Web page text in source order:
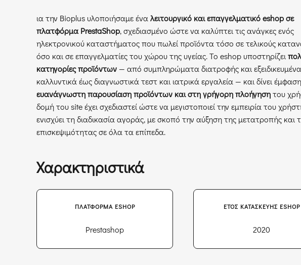
ια την Bioplus υλοποιήσαμε ένα λειτουργικό και επαγγελματικό eshop σε
πλατφόρμα PrestaShop, σχεδιασμένο ώστε να καλύπτει τις ανάγκες ενός
ηλεκτρονικού καταστήματος που πωλεί προϊόντα τόσο σε τελικούς
όσο και σε επαγγελματίες του χώρου της υγείας. Το eshop υποστηρίζει
κατηγορίες προϊόντων — από συμπληρώματα διατροφής και εξειδικευμένα
καλλυντικά έως διαγνωστικά τεστ και ιατρικά εργαλεία — και δίνει
ευανάγνωστη παρουσίαση προϊόντων και στη γρήγορη πλοήγησητου
δομή του site έχει σχεδιαστεί ώστε να μεγιστοποιεί την εμπειρία του
ενισχύει τη διαδικασία αγοράς, με σκοπό την αύξηση της μετατροπής και
επισκεψιμότητας σε όλα τα επίπεδα.
Χαρακτηριστικά
ΠΛΑΤΦΌΡΜΑ ESHOP
Prestashop
ΈΤΟΣ ΚΑΤΑΣΚΕΥΉΣ ESHOP
2020